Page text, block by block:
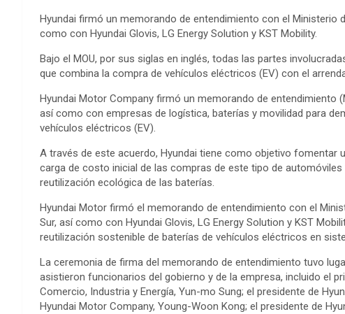
Hyundai firmó un memorando de entendimiento con el Ministerio
como con Hyundai Glovis, LG Energy Solution y KST Mobility.
Bajo el MOU, por sus siglas en inglés, todas las partes
que combina la compra de vehículos eléctricos (EV) con el
Hyundai Motor Company firmó un memorando de entendimiento
así como con empresas de logística, baterías y movilidad para
vehículos eléctricos (EV).
A través de este acuerdo, Hyundai tiene como objetivo fomentar
carga de costo inicial de las compras de este tipo de
reutilización ecológica de las baterías.
Hyundai Motor firmó el memorando de entendimiento con el
Sur, así como con Hyundai Glovis, LG Energy Solution y KST
reutilización sostenible de baterías de vehículos eléctricos en
La ceremonia de firma del memorando de entendimiento tuvo
asistieron funcionarios del gobierno y de la empresa, incluido el
Comercio, Industria y Energía, Yun-mo Sung; el presidente de
Hyundai Motor Company, Young-Woon Kong; el presidente de